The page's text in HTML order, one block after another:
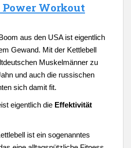
Workout
aus den USA ist eigentlich
Gewand. Mit der Kettlebell
Muskelmänner zu
und auch die russischen
sich damit fit.
eigentlich die Effektivität
ist ein sogenanntes